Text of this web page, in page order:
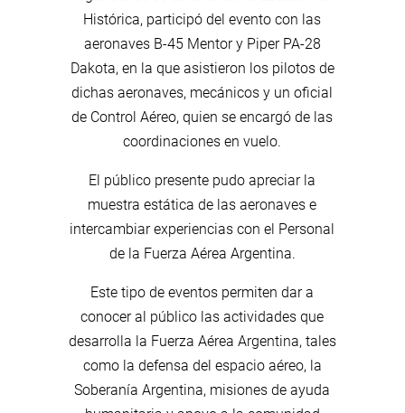
Histórica, participó del evento con las
aeronaves B-45 Mentor y Piper PA-28
Dakota, en la que asistieron los pilotos de
dichas aeronaves, mecánicos y un oficial
de Control Aéreo, quien se encargó de las
coordinaciones en vuelo.
El público presente pudo apreciar la
muestra estática de las aeronaves e
intercambiar experiencias con el Personal
de la Fuerza Aérea Argentina.
Este tipo de eventos permiten dar a
conocer al público las actividades que
desarrolla la Fuerza Aérea Argentina, tales
como la defensa del espacio aéreo, la
Soberanía Argentina, misiones de ayuda